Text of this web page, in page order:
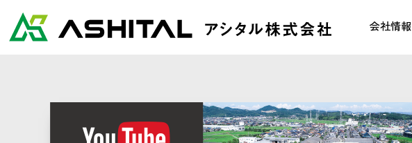
会社情報